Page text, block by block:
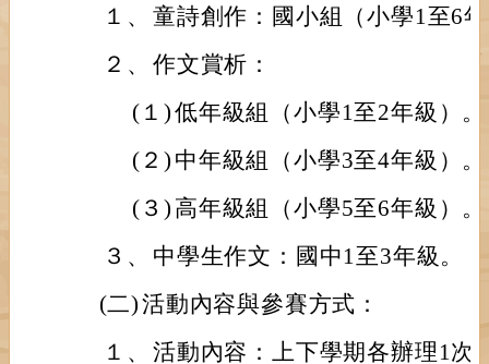
１、 童詩創作：國小組（小學1至6
２、 作文賞析：
(１)低年級組（小學1至2年級）。
(２) 中年級組（小學3至4年級）。
(３) 高年級組（小學5至6年級）。
３、
中學生作文：國中1至3年級。
(二)活動內容與參賽方式：
１、 活動內容：上下學期各辦理1次